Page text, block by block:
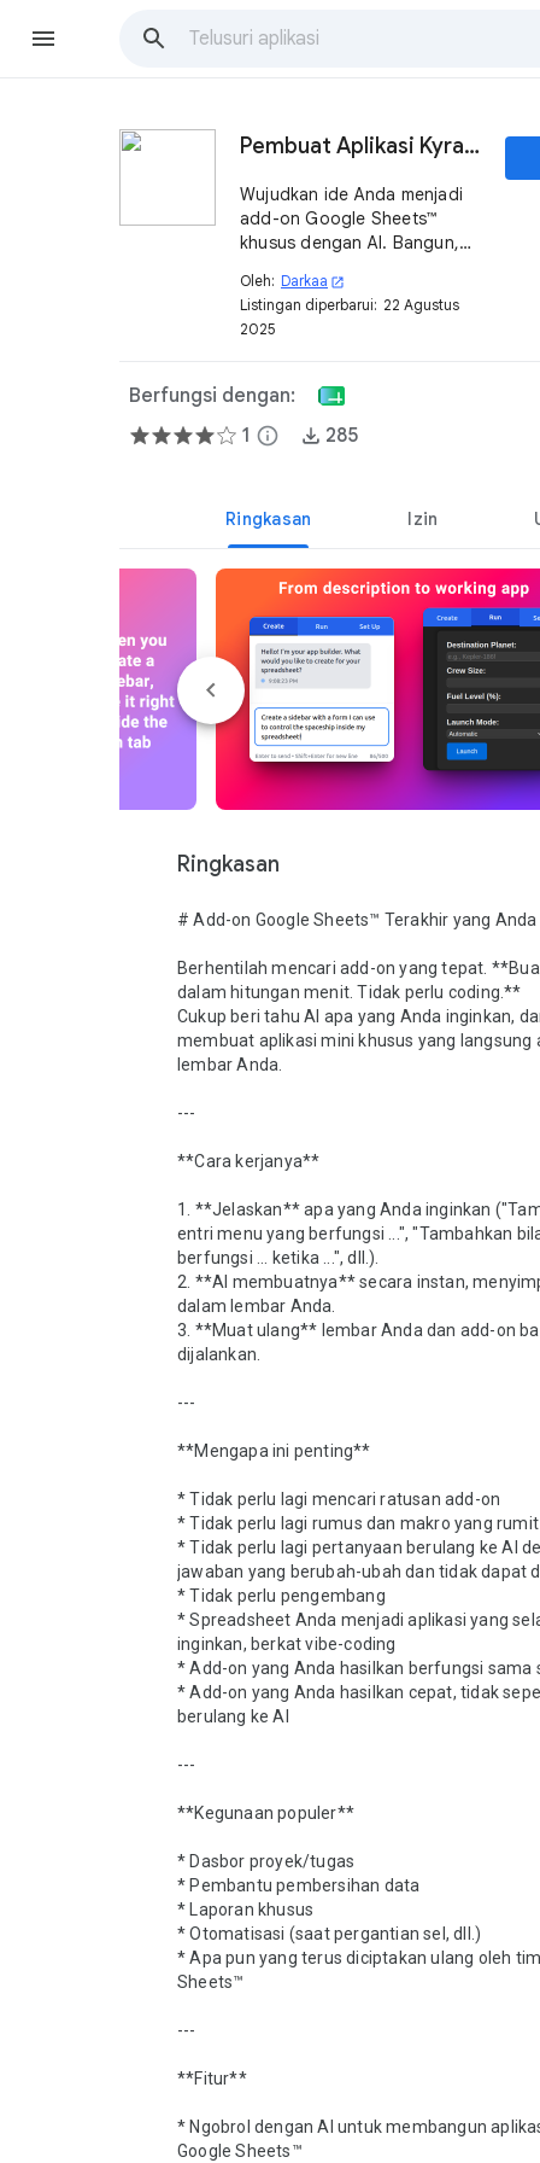
Pembuat Aplikasi Kyran AI untuk Sheets™
Wujudkan ide Anda menjadi
add-on Google Sheets™
khusus dengan AI. Bangun,
mini langsung di dalam
spreadsheet Anda.
Oleh: Darkaa open_in_new
Listingan diperbarui: 22 Agustus
2025
Berfungsi dengan:
1 info 285
Ringkasan Izin
Ringkasan
# Add-on Google Sheets™ Terakhir yang
Berhentilah mencari add-on yang tepat.
dalam hitungan menit. Tidak perlu coding.**
Cukup beri tahu AI apa yang Anda inginkan,
membuat aplikasi mini khusus yang langsung
lembar Anda.
---
**Cara kerjanya**
1. **Jelaskan** apa yang Anda inginkan
entri menu yang berfungsi ...", "Tambahkan
berfungsi ... ketika ...", dll.).
2. **AI membuatnya** secara instan,
dalam lembar Anda.
3. **Muat ulang** lembar Anda dan add-on
dijalankan.
---
**Mengapa ini penting**
* Tidak perlu lagi mencari ratusan add-on
* Tidak perlu lagi rumus dan makro yang rumit
* Tidak perlu lagi pertanyaan berulang ke AI
jawaban yang berubah-ubah dan tidak dapat
* Tidak perlu pengembang
* Spreadsheet Anda menjadi aplikasi yang
inginkan, berkat vibe-coding
* Add-on yang Anda hasilkan berfungsi sama
* Add-on yang Anda hasilkan cepat, tidak
berulang ke AI
---
**Kegunaan populer**
* Dasbor proyek/tugas
* Pembantu pembersihan data
* Laporan khusus
* Otomatisasi (saat pergantian sel, dll.)
* Apa pun yang terus diciptakan ulang oleh
Sheets™
---
**Fitur**
* Ngobrol dengan AI untuk membangun
Google Sheets™